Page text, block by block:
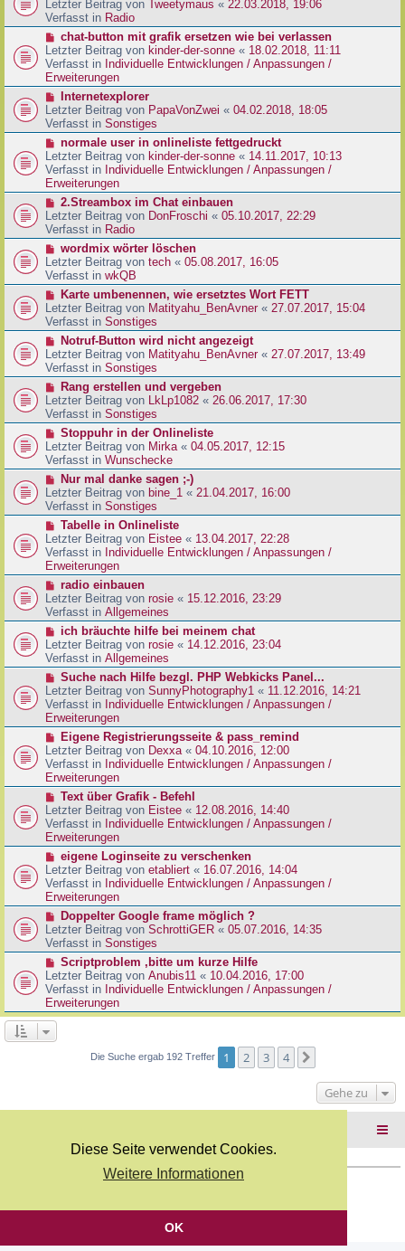
Diese Seite verwendet Cookies.
Weitere Informationen
OK
a
g
e
i
r
a
g
e
u
e
r
B
e
i
r
a
g
Letzter Beitrag von Tweetymaus « 22.03.2018, 19:06
Verfasst in Radio
N
e
u
e
r
B
e
i
r
a
g
chat-button mit grafik ersetzen wie bei verlassen
Letzter Beitrag von kinder-der-sonne « 18.02.2018, 11:11
Verfasst in Individuelle Entwicklungen / Anpassungen /
Erweiterungen
N
e
u
e
r
B
e
i
r
a
g
Internetexplorer
Letzter Beitrag von PapaVonZwei « 04.02.2018, 18:05
Verfasst in Sonstiges
N
e
u
e
r
B
e
i
r
a
g
normale user in onlineliste fettgedruckt
Letzter Beitrag von kinder-der-sonne « 14.11.2017, 10:13
Verfasst in Individuelle Entwicklungen / Anpassungen /
Erweiterungen
N
e
u
e
r
B
e
t
r
a
g
2.Streambox im Chat einbauen
Letzter Beitrag von DonFroschi « 05.10.2017, 22:29
Verfasst in Radio
N
e
u
e
r
B
e
t
r
a
g
wordmix wörter löschen
Letzter Beitrag von tech « 05.08.2017, 16:05
Verfasst in wkQB
N
e
u
e
r
B
e
t
r
a
g
Karte umbenennen, wie ersetztes Wort FETT
Letzter Beitrag von Matityahu_BenAvner « 27.07.2017, 15:04
Verfasst in Sonstiges
N
e
u
e
r
B
e
t
r
a
g
Notruf-Button wird nicht angezeigt
Letzter Beitrag von Matityahu_BenAvner« 27.07.2017, 13:49
Verfasst in Sonstiges
N
e
u
e
r
B
e
t
r
a
g
Rang erstellen und vergeben
Letzter Beitrag von LkLp1082 « 26.06.2017, 17:30
Verfasst in Sonstiges
N
e
u
e
r
B
e
t
r
a
g
Stoppuhr in der Onlineliste
Letzter Beitrag von Mirka« 04.05.2017, 12:15
Verfasst in Wunschecke
N
e
u
e
r
B
e
i
r
a
g
Nur mal danke sagen ;-)
Letzter Beitrag von bine_1 « 21.04.2017, 16:00
Verfasst in Sonstiges
N
e
u
e
r
B
e
i
r
a
g
Tabelle in Onlineliste
Letzter Beitrag von Eistee « 13.04.2017, 22:28
Verfasst in Individuelle Entwicklungen / Anpassungen /
Erweiterungen
N
e
u
e
r
B
e
t
r
a
g
radio einbauen
Letzter Beitrag von rosie « 15.12.2016, 23:29
Verfasst in Allgemeines
N
e
u
e
r
B
e
i
r
a
g
ich bräuchte hilfe bei meinem chat
Letzter Beitrag von rosie « 14.12.2016, 23:04
Verfasst in Allgemeines
N
e
u
e
r
B
e
i
t
a
g
Suche nach Hilfe bezgl. PHP Webkicks Panel...
Letzter Beitrag von SunnyPhotography1 « 11.12.2016, 14:21
Verfasst in Individuelle Entwicklungen / Anpassungen /
Erweiterungen
N
e
u
e
r
B
e
i
t
a
g
Eigene Registrierungsseite & pass_remind
Letzter Beitrag von Dexxa« 04.10.2016, 12:00
Verfasst in Individuelle Entwicklungen / Anpassungen /
Erweiterungen
N
e
u
e
r
B
e
i
t
a
g
Text über Grafik - Befehl
Letzter Beitrag von Eistee « 12.08.2016, 14:40
Verfasst in Individuelle Entwicklungen / Anpassungen /
Erweiterungen
N
e
u
e
r
B
e
i
r
a
g
eigene Loginseite zu verschenken
Letzter Beitrag von etabliert « 16.07.2016, 14:04
Verfasst in Individuelle Entwicklungen / Anpassungen /
Erweiterungen
N
e
u
e
r
B
e
i
t
r
Doppelter Google frame möglich ?
Letzter Beitrag von SchrottiGER « 05.07.2016, 14:35
Verfasst in Sonstiges
N
e
u
e
r
e
g
Scriptproblem ,bitte um kurze Hilfe
Letzter Beitrag von Anubis11 « 10.04.2016, 17:00
Verfasst in Individuelle Entwicklungen / Anpassungen /
Erweiterungen
Die Suche ergab 192 Treffer 1 2 3 4
Gehe zu
Deutsche Übersetzung durchphpBB.de